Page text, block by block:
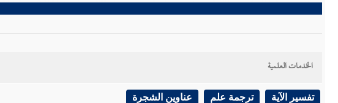
الخدمات العلمية
تفسير الآية ترجمة علم عناوين الشجرة